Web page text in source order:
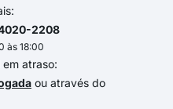
2208
às 18:00
atraso:
ou através do